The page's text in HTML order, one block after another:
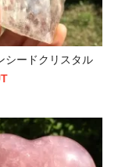
シードクリスタル